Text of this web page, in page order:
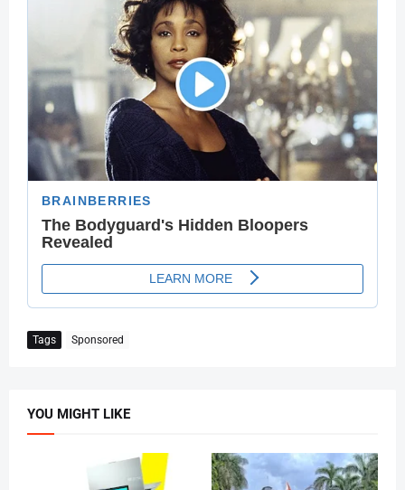
Tags Sponsored
YOU MIGHT LIKE